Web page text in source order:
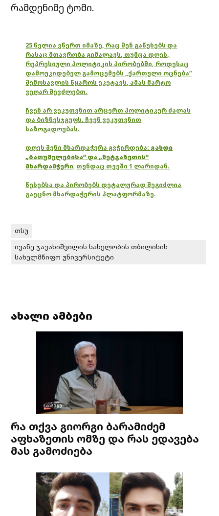
რამდენიმე ტომი.
25 წელია ვწერთ იმაზე, რაც შენ გაწუხებს და
რასაც მთავრობა გიმალავს, თუმცა დღეს,
რეპრესიული პოლიტიკის პირობებში, როდესაც
დამოუკიდებელ გამოცემებს „ქართული ოცნება“
შემოსავლის წყაროს უკეტავს, ამას მარტო
ვეღარ შევძლებთ.
ჩვენ არ ვეკუთვნით არცერთ პოლიტიკურ ძალას
და ბიზნესჯგუფს. ჩვენ ვეკუთვნით
საზოგადოებას.
დღეს შენი მხარდაჭერა გვჭირდება: გახდი
„ბათუმელებისა“ და „ნეტგაზეთის“
მხარდამჭერი, თუნდაც თვეში 1 ლარიდან.
წესებსა და პირობებს დეტალურად შეგიძლია
გაეცნო მხარდაჭერის პლატფორმაზე.
თსუ
ივანე ჯავახიშვილის სახელობის თბილისის
სახელმწიფო უნივერსიტეტი
ახალი ამბები
რა თქვა გიორგი ბარამიძემ
აფხაზეთის ომზე და რას ედავება
მას გამოძიება